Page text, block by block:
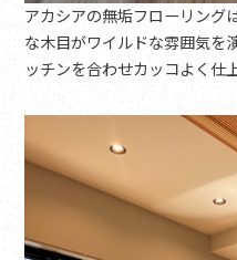
アカシアの無垢フローリング
な木目がワイルドな雰囲気を
ッチンを合わせカッコよく仕